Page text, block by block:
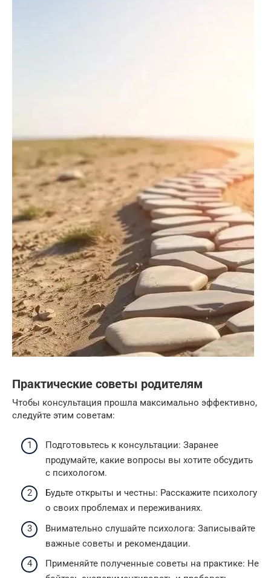
Практические советы родителям
Чтобы консультация прошла максимально эффективно,
следуйте этим советам:
Подготовьтесь к консультации: Заранее
продумайте, какие вопросы вы хотите обсудить
с психологом.
Будьте открыты и честны: Расскажите психологу
о своих проблемах и переживаниях.
Внимательно слушайте психолога: Записывайте
важные советы и рекомендации.
Применяйте полученные советы на практике: Не